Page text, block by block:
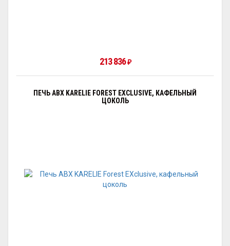
213 836 ₽
ПЕЧЬ ABX KARELIE FOREST EXCLUSIVE, КАФЕЛЬНЫЙ
ЦОКОЛЬ